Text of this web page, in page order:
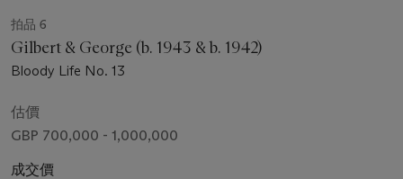
拍品 6
Gilbert & George (b. 1943 & b. 1942)
Bloody Life No. 13
估價
GBP 700,000 - 1,000,000
成交價